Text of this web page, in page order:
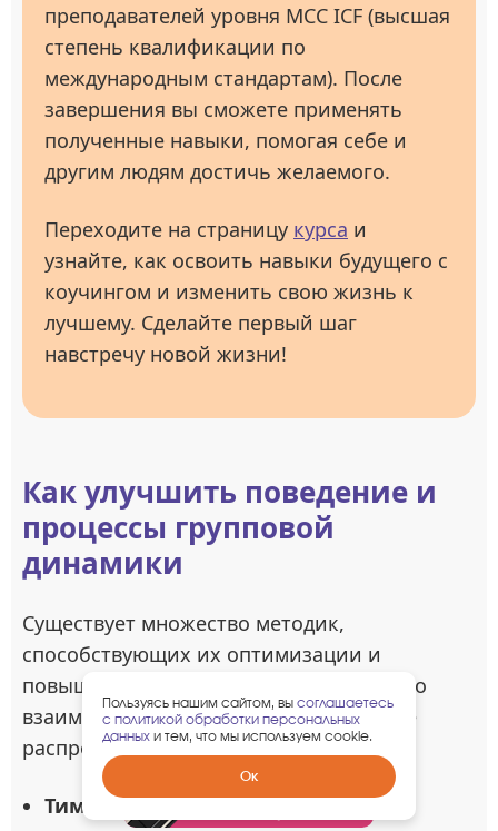
преподавателей уровня МСС ICF (высшая
степень квалификации по
международным стандартам). После
завершения вы сможете применять
полученные навыки, помогая себе и
другим людям достичь желаемого.
Переходите на страницу курса и
узнайте, как освоить навыки будущего с
коучингом и изменить свою жизнь к
лучшему. Сделайте первый шаг
навстречу новой жизни!
Как улучшить поведение и
процессы групповой
динамики
Существует множество методик,
способствующих их оптимизации и
повышению эффективности командного
взаимодействия. Рассмотрим наиболее
распространенные:
Тимбилдинг.
Забрать
гарантированный
Пользуясь нашим сайтом, вы соглашаетесь
с политикой обработки персональных
данных и тем, что мы используем cookie.
Ок